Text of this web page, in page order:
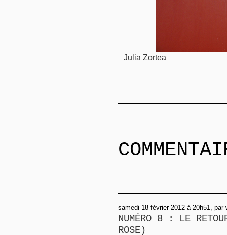
Julia Zortea
samedi 18 février 2012 à 20h51, par
NUMÉRO 8 : LE
ROSE)